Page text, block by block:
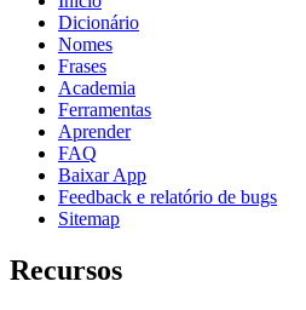
Dicionário
Nomes
Frases
Academia
Ferramentas
Aprender
FAQ
Baixar App
Feedback e relatório de bugs
Sitemap
Recursos